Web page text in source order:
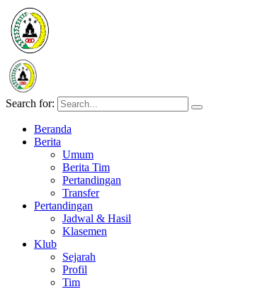
Search for:
Beranda
Berita
Umum
Berita Tim
Pertandingan
Transfer
Pertandingan
Jadwal & Hasil
Klasemen
Klub
Sejarah
Profil
Tim